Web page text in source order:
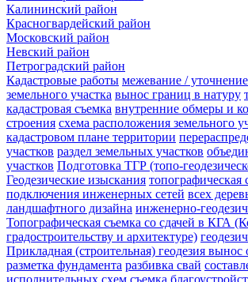
Калининский район
Красногвардейский район
Московский район
Невский район
Петроградский район
Кадастровые работы межевание /
земельного участка вынос границ в натуру
кадастровая съемка внутренние обмеры и
строения схема расположения земельного
кадастровом плане территории
участков раздел земельных участков
участков Подготовка ТГР (топо-
Геодезические изыскания топографическая
подключения инженерных сетей всех
ландшафтного дизайна инженерно-
Топографическая съемка со сдачей в КГА
градостроительству и архитектуре)
Прикладная (строительная) геодезия вынос
разметка фундамента разбивка свай
исполнительных схем съемка